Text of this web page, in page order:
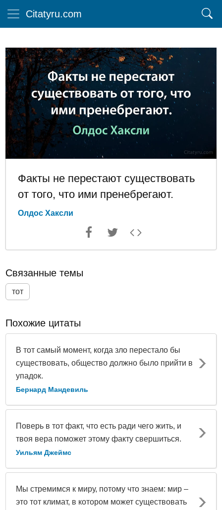
Citatyru.com
Факты не перестают существовать
от того, что ими пренебрегают.
Олдос Хаксли
Связанные темы
тот
Похожие цитаты
В тот самый момент, когда зло перестало бы
существовать, общество должно было прийти в
упадок.
Бернард Мандевиль
Поверь в тот факт, что есть ради чего жить, и
твоя вера поможет этому факту свершиться.
Уильям Джеймс
Мы стремимся к миру, потому что знаем: мир –
это тот климат, в котором может существовать